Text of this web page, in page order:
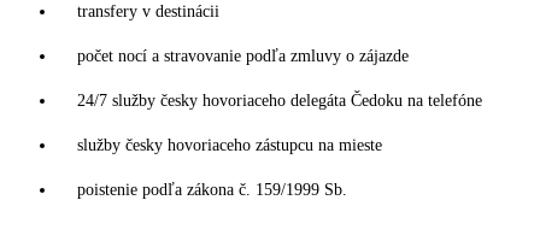
transfery v destinácii
počet nocí a stravovanie podľa zmluvy o zájazde
24/7 služby česky hovoriaceho delegáta Čedoku na telefóne
služby česky hovoriaceho zástupcu na mieste
poistenie podľa zákona č. 159/1999 Sb.